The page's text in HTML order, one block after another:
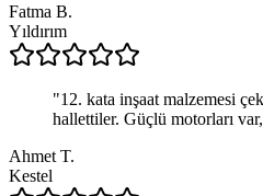
Fatma B.
Yıldırım
"12. kata inşaat malzemesi
hallettiler. Güçlü motorları
Ahmet T.
Kestel